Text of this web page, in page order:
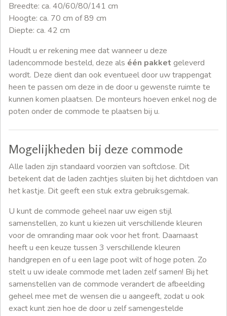
Breedte: ca. 40/60/80/141 cm
Hoogte: ca. 70 cm of 89 cm
Diepte: ca. 42 cm
Houdt u er rekening mee dat wanneer u deze
ladencommode besteld, deze als één pakket geleverd
wordt. Deze dient dan ook eventueel door uw trappengat
heen te passen om deze in de door u gewenste ruimte te
kunnen komen plaatsen. De monteurs hoeven enkel nog de
poten onder de commode te plaatsen bij u.
Mogelijkheden bij deze commode
Alle laden zijn standaard voorzien van softclose. Dit
betekent dat de laden zachtjes sluiten bij het dichtdoen van
het kastje. Dit geeft een stuk extra gebruiksgemak.
U kunt de commode geheel naar uw eigen stijl
samenstellen, zo kunt u kiezen uit verschillende kleuren
voor de omranding maar ook voor het front. Daarnaast
heeft u een keuze tussen 3 verschillende kleuren
handgrepen en of u een lage poot wilt of hoge poten. Zo
stelt u uw ideale commode met laden zelf samen! Bij het
samenstellen van de commode verandert de afbeelding
geheel mee met de wensen die u aangeeft, zodat u ook
exact kunt zien hoe de door u zelf samengestelde